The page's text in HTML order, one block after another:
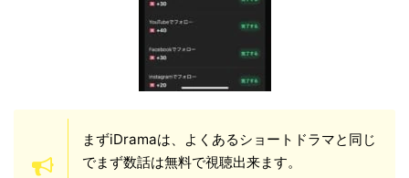
まずiDramaは、よくあるショートドラマと同じ
でまず数話は無料で視聴出来ます。